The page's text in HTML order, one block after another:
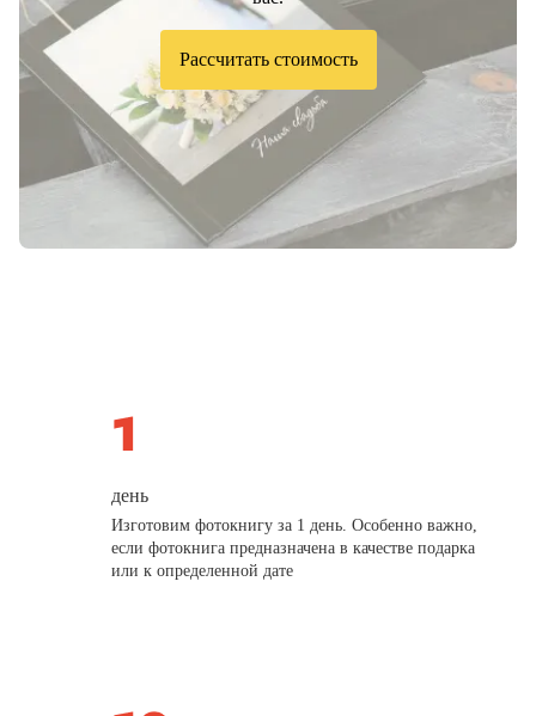
Рассчитать стоимость
день
Изготовим фотокнигу за 1 день. Особенно важно,
если фотокнига предназначена в качестве подарка
или к определенной дате